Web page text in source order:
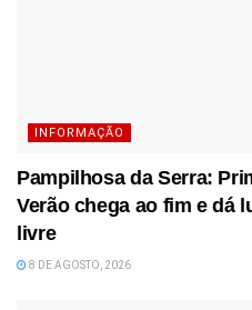
INFORMAÇÃO
Pampilhosa da Serra:
Verão chega ao fim e dá
livre
8 DE AGOSTO, 2026